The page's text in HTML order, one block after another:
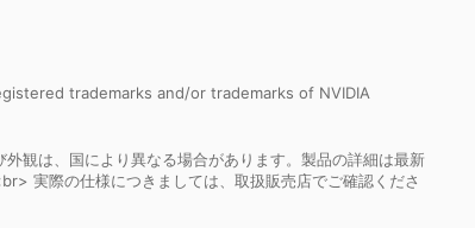
trademarks and/or trademarks of NVIDIA
観は、国により異なる場合があります。製品の詳細は最新
実際の仕様につきましては、取扱販売店でご確認くださ